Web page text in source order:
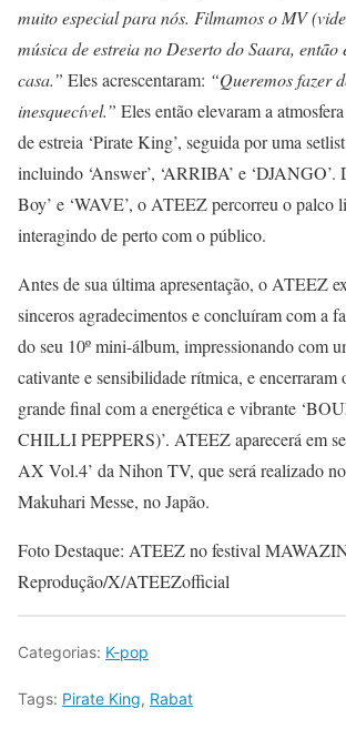
muito especial para nós. Filmamos o MV
música de estreia no Deserto do Saara,
casa.” Eles acrescentaram: “Queremos fazer
inesquecível.” Eles então elevaram a
de estreia ‘Pirate King’, seguida por uma
incluindo ‘Answer’, ‘ARRIBA’ e
Boy’ e ‘WAVE’, o ATEEZ percorreu o palco
interagindo de perto com o público.
Antes de sua última apresentação, o ATEEZ
sinceros agradecimentos e concluíram com a
do seu 10º mini-álbum, impressionando com
cativante e sensibilidade rítmica, e encerraram
grande final com a energética e vibrante
CHILLI PEPPERS)’. ATEEZ aparecerá em
AX Vol.4’ da Nihon TV, que será realizado
Makuhari Messe, no Japão.
Foto Destaque: ATEEZ no festival
Reprodução/X/ATEEZofficial
Categorias: K-pop
Tags: Pirate King, Rabat